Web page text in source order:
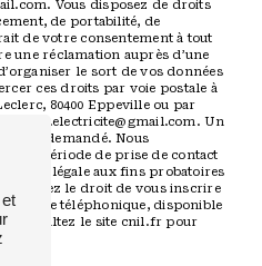
Vous disposez de droits
de portabilité, de
de votre consentement à tout
une réclamation auprès d’une
le sort de vos données
ces droits par voie postale à
80400 Eppeville ou par
seine.electricite@gmail.com. Un
être demandé. Nous
la période de prise de contact
légale aux fins probatoires
avez le droit de vous inscrire
téléphonique, disponible
. Consultez le site cnil.fr pour